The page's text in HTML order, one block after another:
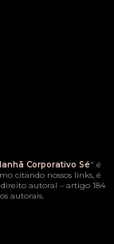
Corporativo Sé" é
citando nossos links, é
autoral – artigo 184
autorais.